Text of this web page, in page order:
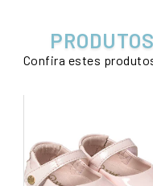
Confira estes